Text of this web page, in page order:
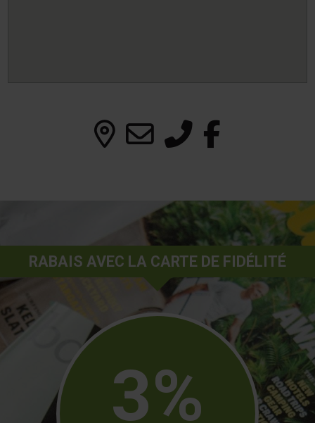
RABAIS AVEC LA CARTE DE FIDÉLITÉ
3%